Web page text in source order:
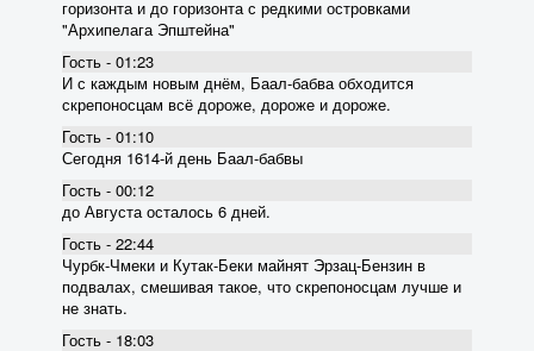
горизонта и до горизонта с редкими островками
"Архипелага Эпштейна"
Гость - 01:23
И с каждым новым днём, Баал-бабва обходится
скрепоносцам всё дороже, дороже и дороже.
Гость - 01:10
Сегодня 1614-й день Баал-бабвы
Гость - 00:12
до Августа осталось 6 дней.
Гость - 22:44
Чурбк-Чмеки и Кутак-Беки майнят Эрзац-Бензин в
подвалах, смешивая такое, что скрепоносцам лучше и
не знать.
Гость - 18:03